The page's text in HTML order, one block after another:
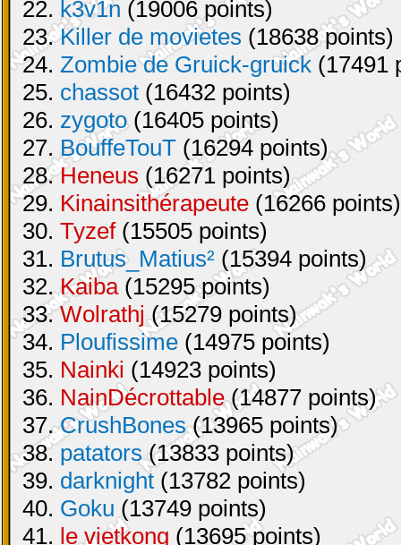
22. k3v1n (19006 points)
23.Killer de movietes (18638 points)
24. Zombie de Gruick-gruick (17491
25. chassot (16432 points)
26. zygoto(16405 points)
27. BouffeTouT (16294 points)
28.Heneus (16271 points)
29. Kinainsithérapeute (16266 points)
30. Tyzef(15505 points)
31. Brutus_Matius² (15394 points)
32.Kaiba(15295 points)
33.Wolrathj(15279 points)
34. Ploufissime (14975 points)
35. Nainki (14923 points)
36. NainDécrottable(14877 points)
37.CrushBones(13965 points)
38.patators(13833 points)
39. darknight (13782 points)
40. Goku (13749 points)
41. le vietkong (13695 points)